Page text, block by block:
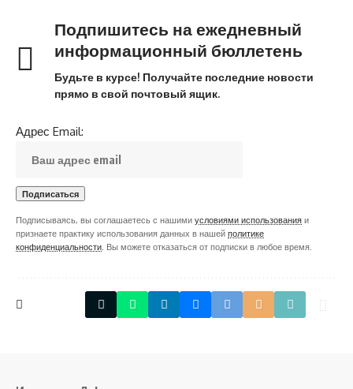
Подпишитесь на ежедневный
информационный бюллетень
Будьте в курсе! Получайте последние новости
прямо в свой почтовый ящик.
Адрес Email:
Подписываясь, вы соглашаетесь с нашими условиями использования и
признаете практику использования данных в нашей политике
конфиденциальности . Вы можете отказаться от подписки в любое время.